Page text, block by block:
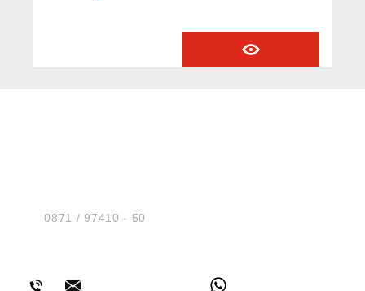
und nicht kristallisierende Messstoffe, die
Kupferlegierungen nicht angreifen.
Angaben gemäß
Tel.:0871 / 97410 - 50